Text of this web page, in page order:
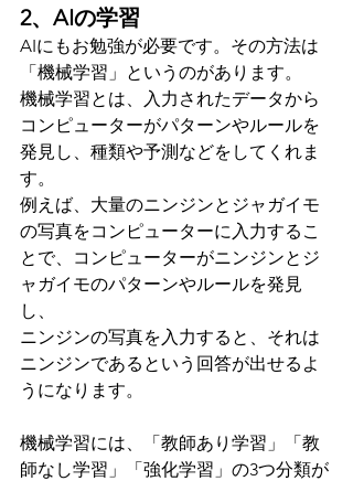
2、AIの学習
AIにもお勉強が必要です。その方法は
「機械学習」というのがあります。
機械学習とは、入力されたデータから
コンピューターがパターンやルールを
発見し、種類や予測などをしてくれま
す。
例えば、大量のニンジンとジャガイモ
の写真をコンピューターに入力するこ
とで、コンピューターがニンジンとジ
ャガイモのパターンやルールを発見
し、
ニンジンの写真を入力すると、それは
ニンジンであるという回答が出せるよ
うになります。
機械学習には、「教師あり学習」「教
師なし学習」「強化学習」の3つ分類が